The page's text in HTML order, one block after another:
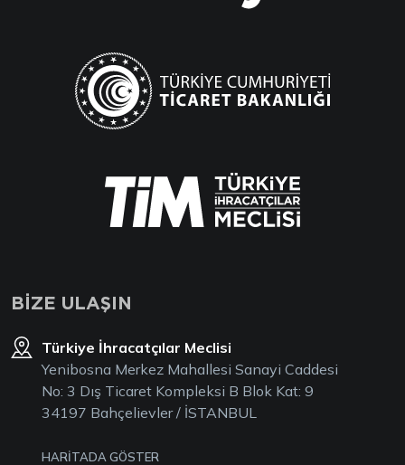
BİZE ULAŞIN
Türkiye İhracatçılar Meclisi
Yenibosna Merkez Mahallesi Sanayi Caddesi
No: 3 Dış Ticaret Kompleksi B Blok Kat: 9
34197 Bahçelievler / İSTANBUL
HARİTADA GÖSTER